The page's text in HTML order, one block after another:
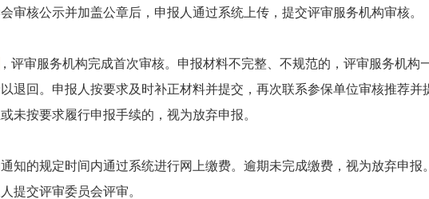
审核公示并加盖公章后，申报人通过系统上传，提交评审服务机构审核。
，评审服务机构完成首次审核。申报材料不完整、不规范的，评审服务机构
退回。申报人按要求及时补正材料并提交，再次联系参保单位审核推荐并
未按要求履行申报手续的，视为放弃申报。
知的规定时间内通过系统进行网上缴费。逾期未完成缴费，视为放弃申报
提交评审委员会评审。